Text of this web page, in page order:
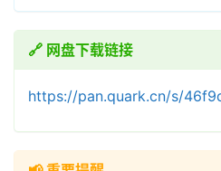
资
源
🔗 网盘下载链接
https://pan.quark.cn/s/